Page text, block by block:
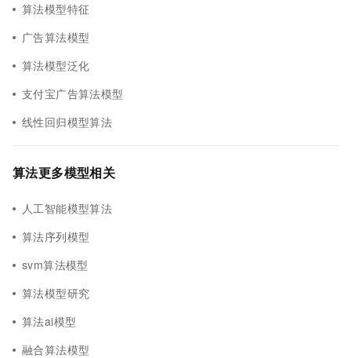
算法模型特征
广告算法模型
算法模型泛化
支付宝广告算法模型
线性回归模型算法
算法更多模型相关
人工智能模型算法
算法序列模型
svm算法模型
算法模型研究
算法ai模型
融合算法模型